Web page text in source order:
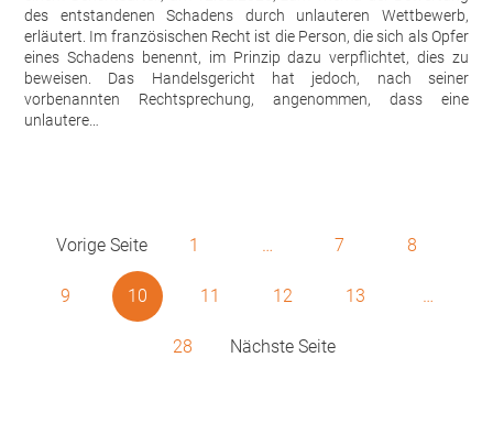
des entstandenen Schadens durch unlauteren Wettbewerb,
erläutert. Im französischen Recht ist die Person, die sich als Opfer
eines Schadens benennt, im Prinzip dazu verpflichtet, dies zu
beweisen. Das Handelsgericht hat jedoch, nach seiner
vorbenannten Rechtsprechung, angenommen, dass eine
unlautere…
Vorige Seite 1 … 7 8
9 10 11 12 13 …
28 Nächste Seite